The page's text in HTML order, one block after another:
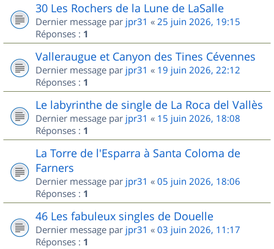
30 Les Rochers de la Lune de LaSalle
Dernier message par jpr31 « 25 juin 2026, 19:15
Réponses : 1
Valleraugue et Canyon des Tines Cévennes
Dernier message par jpr31 « 19 juin 2026, 22:12
Réponses : 1
Le labyrinthe de single de La Roca del Vallès
Dernier message par jpr31 « 15 juin 2026, 18:08
Réponses : 1
La Torre de l'Esparra à Santa Coloma de
Farners
Dernier message par jpr31 « 05 juin 2026, 18:06
Réponses : 1
46 Les fabuleux singles de Douelle
Dernier message par jpr31 « 03 juin 2026, 11:17
Réponses : 1